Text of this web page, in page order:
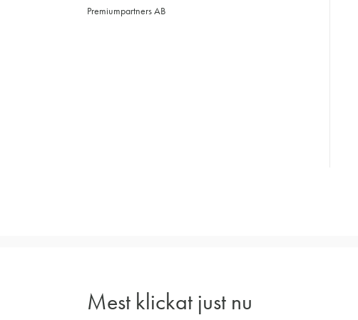
Premiumpartners AB
Mest klickat just nu